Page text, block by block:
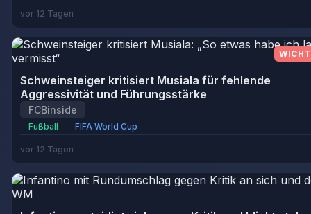
vor 12 Tagen
Schweinsteiger kritisiert Musiala für fehlende
Aggressivität und Führungsstärke
FCBinside
Fußball FIFA World Cup
vor 12 Tagen